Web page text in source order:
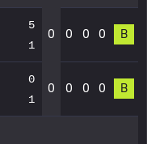
5
1
0 0 0 0 В
0
1
0 0 0 0 В